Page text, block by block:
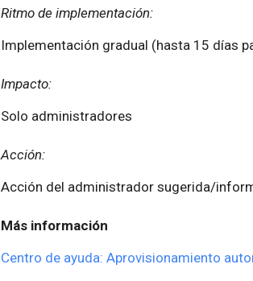
Ritmo de implementación:
Implementación gradual (hasta 15 días
Impacto:
Solo administradores
Acción:
Acción del administrador sugerida/
Más información
Centro de ayuda: Aprovisionamiento